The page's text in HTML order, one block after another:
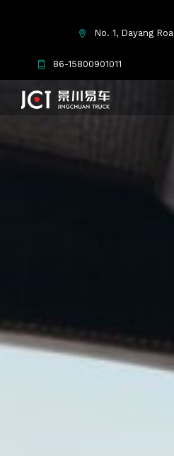
No. 1, Dayang
86-15800901011